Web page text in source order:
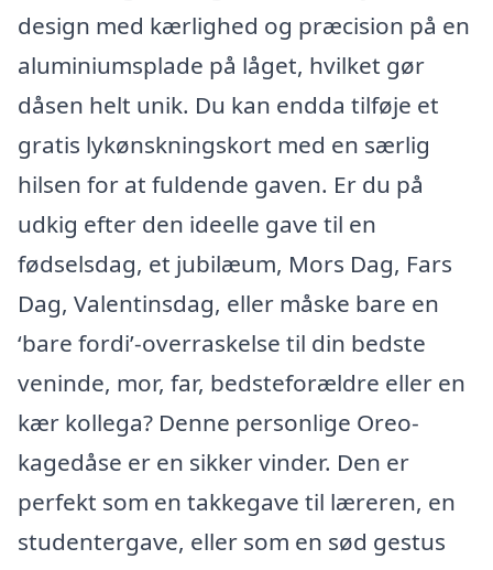
design med kærlighed og præcision på en
aluminiumsplade på låget, hvilket gør
dåsen helt unik. Du kan endda tilføje et
gratis lykønskningskort med en særlig
hilsen for at fuldende gaven. Er du på
udkig efter den ideelle gave til en
fødselsdag, et jubilæum, Mors Dag, Fars
Dag, Valentinsdag, eller måske bare en
‘bare fordi’-overraskelse til din bedste
veninde, mor, far, bedsteforældre eller en
kær kollega? Denne personlige Oreo-
kagedåse er en sikker vinder. Den er
perfekt som en takkegave til læreren, en
studentergave, eller som en sød gestus